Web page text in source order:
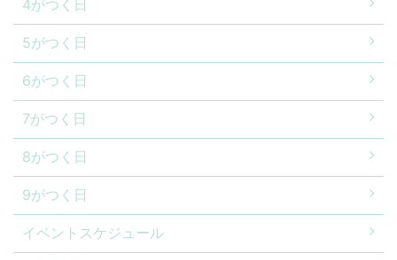
4がつく日
5がつく日
6がつく日
7がつく日
8がつく日
9がつく日
イベントスケジュール